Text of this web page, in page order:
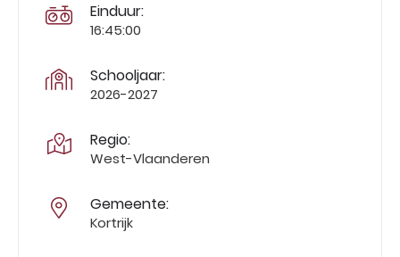
Einduur:
16:45:00
Schooljaar:
2026-2027
Regio:
West-Vlaanderen
Gemeente:
Kortrijk